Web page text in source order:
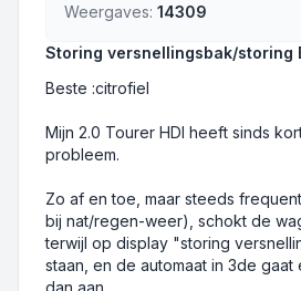
Storing versnellingsbak/storing
Beste :citrofiel
Mijn 2.0 Tourer HDI heeft sinds
probleem.
Zo af en toe, maar steeds
bij nat/regen-weer), schokt de
terwijl op display "storing
staan, en de automaat in 3de gaat
dan aan ...
Weergaves: 14309